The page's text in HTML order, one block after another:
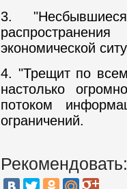
3.
экономической
4. "Трещит по
настолько
потоком
ограничений.